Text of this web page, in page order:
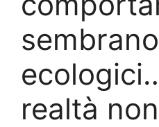
sembrano
realtà